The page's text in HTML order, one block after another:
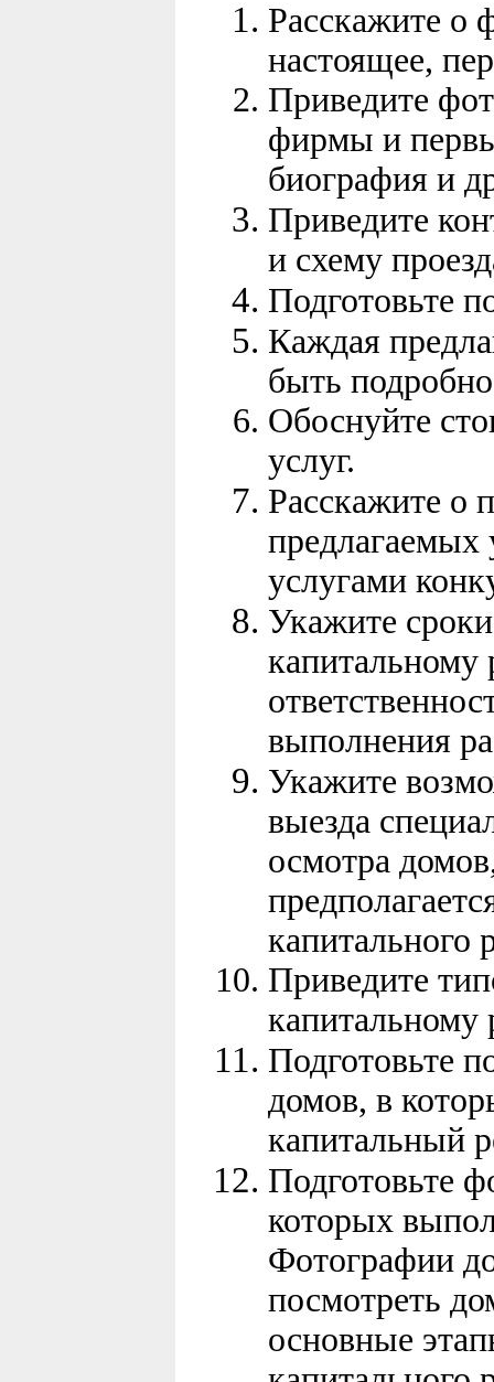
Расскажите о
настоящее,
Приведите
фирмы и
биография и
Приведите
и схему
Подготовьте
Каждая
быть
Обоснуйте
услуг.
Расскажите о
предлагаемых
услугами
Укажите
капитальному
выполнения
Укажите
выезда
осмотра
капитального
Приведите
капитальному
Подготовьте
домов, в
капитальный
Подготовьте
которых
Фотографии
посмотреть
основные